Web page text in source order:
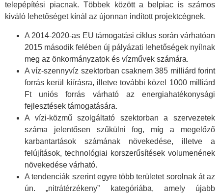
telepépítési piacnak. Többek között a belpiac is számos
kiváló lehetőséget kínál az újonnan indított projektcégnek.
A 2014-2020-as EU támogatási ciklus során várhatóan
2015 második felében új pályázati lehetőségek nyílnak
meg az önkormányzatok és vízművek számára.
A víz-szennyvíz szektorban csaknem 385 milliárd forint
forrás kerül kiírásra, illetve további közel 1000 milliárd
Ft uniós forrás várható az energiahatékonysági
fejlesztések támogatására.
A vízi-közmű szolgáltató szektorban a szervezetek
száma jelentősen szűkülni fog, míg a megelőző
karbantartások számának növekedése, illetve a
felújítások, technológiai korszerűsítések volumenének
növekedése várható.
A tendenciák szerint egyre több területet sorolnak át az
ún. „nitrátérzékeny” kategóriába, amely újabb